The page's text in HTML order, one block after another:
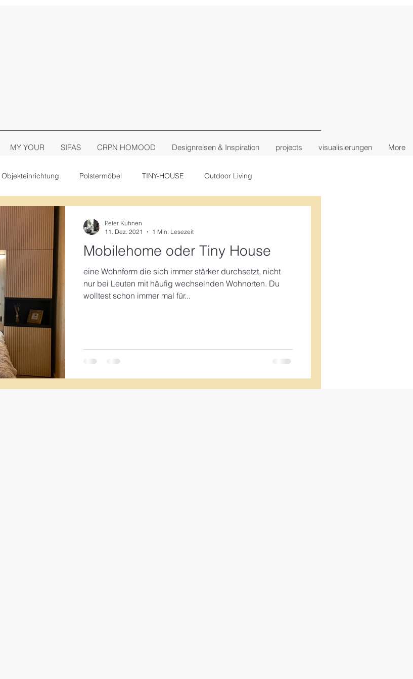
MY YOUR SIFAS CRPN HOMOOD Designreisen & Inspiration projects visualisierungen More
Objekteinrichtung Polstermöbel TINY-HOUSE Outdoor Living
Mobilehome oder Tiny House
eine Wohnform die sich immer stärker durchsetzt, nicht
nur bei Leuten mit häufig wechselnden Wohnorten. Du
wolltest schon immer mal für...
Peter Kuhnen
11. Dez. 2021
1 Min. Lesezeit